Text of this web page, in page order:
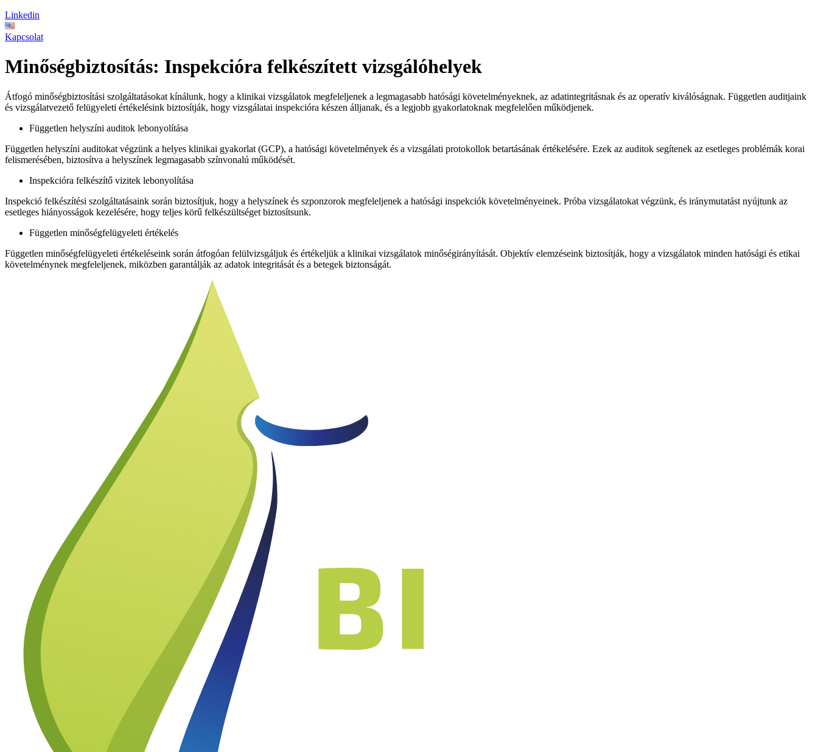
Linkedin
Kapcsolat
Minőségbiztosítás: Inspekcióra felkészített vizsgálóhelyek
Átfogó minőségbiztosítási szolgáltatásokat kínálunk, hogy a klinikai vizsgálatok megfeleljenek a legmagasabb hatósági követelményeknek, az adatintegritásnak és az operatív kiválóságnak. Független auditjaink
és vizsgálatvezető felügyeleti értékelésink biztosítják, hogy vizsgálatai inspekcióra készen álljanak, és a legjobb gyakorlatoknak megfelelően működjenek.
Független helyszíni auditok lebonyolítása
Független helyszíni auditokat végzünk a helyes klinikai gyakorlat (GCP), a hatósági követelmények és a vizsgálati protokollok betartásának értékelésére. Ezek az auditok segítenek az esetleges problémák korai
felismerésében, biztosítva a helyszínek legmagasabb színvonalú működését.
Inspekcióra felkészítő vizitek lebonyolítása
Inspekció felkészítési szolgáltatásaink során biztosítjuk, hogy a helyszínek és szponzorok megfeleljenek a hatósági inspekciók követelményeinek. Próba vizsgálatokat végzünk, és iránymutatást nyújtunk az
esetleges hiányosságok kezelésére, hogy teljes körű felkészültséget biztosítsunk.
Független minőségfelügyeleti értékelés
Független minőségfelügyeleti értékeléseink során átfogóan felülvizsgáljuk és értékeljük a klinikai vizsgálatok minőségirányítását. Objektív elemzéseink biztosítják, hogy a vizsgálatok minden hatósági és etikai
követelménynek megfeleljenek, miközben garantálják az adatok integritását és a betegek biztonságát.